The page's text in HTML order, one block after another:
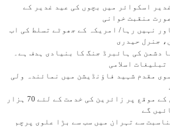
اسکوائر میں بچوں کی عید غدیر کے
منقبت خوانی
نہیں رہا/ امریکہ کے جھوٹے تسلط کی اب
جنرل حیدری
دشمن کی ہائبرڈ جنگ کا بنیادی ہدف ہے۔
اسلامی
مقدم شہید فاؤنڈیشن میں نمائندہ ولی
عراق، اربعین کے موقع پر زائرین کی خدمت کے لئے 70 ہزار
گے
سے تہران میں سب سے بڑا علوی پرچم